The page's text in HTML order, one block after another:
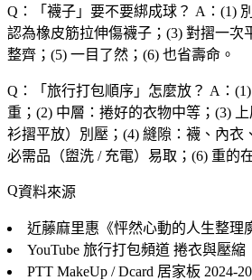
Q：「 襪子 」要不要綁成球？ A：(1)
認為橡皮筋拉伸傷襪子；(3) 對摺一次
整齊；(5) 一目了然；(6) 也省壽命。
Q：「 旅行打包順序 」怎麼放？ A：
重；(2) 中層：捲好的衣物中等；(3)
衫摺平放）別壓；(4) 縫隙：襪、內衣
必需品（盥洗 / 充電）易取；(6) 重的
資料來源
近藤麻里惠《怦然心動的人生整理
YouTube 旅行打包頻道 捲衣與壓縮
PTT MakeUp / Dcard 居家板 2024-